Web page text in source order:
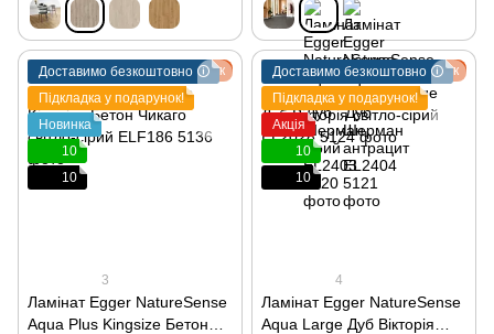
Подарунок
Доставимо безкоштовно 🛈
Підкладка у подарунок!
Новинка
10
10
3
Ламінат Egger NatureSense
Aqua Plus Kingsize Бетон
Подарунок
Доставимо безкоштовно 🛈
Підкладка у подарунок!
Акція
10
10
4
Ламінат Egger NatureSense
Aqua Large Дуб Вікторія